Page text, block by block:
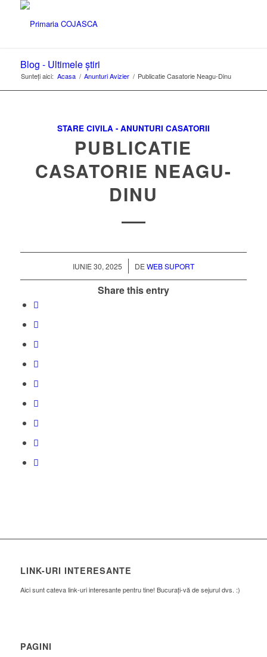
Blog - Ultimele știri
Sunteți aici: Acasa / Anunturi Avizier / Publicatie Casatorie Neagu-Dinu
STARE CIVILA - ANUNTURI CASATORII
PUBLICATIE
CASATORIE NEAGU-
DINU
IUNIE 30, 2025
/ DEWEB SUPORT
Share this entry
LINK-URI INTERESANTE
Aici sunt cateva link-uri interesante pentru tine! Bucurați-vă de sejurul dvs. :)
PAGINI